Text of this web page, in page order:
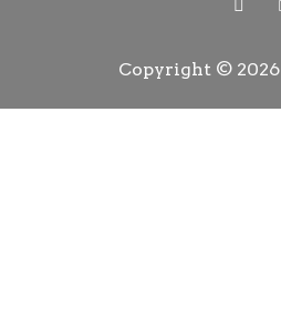
Copyright © 2026